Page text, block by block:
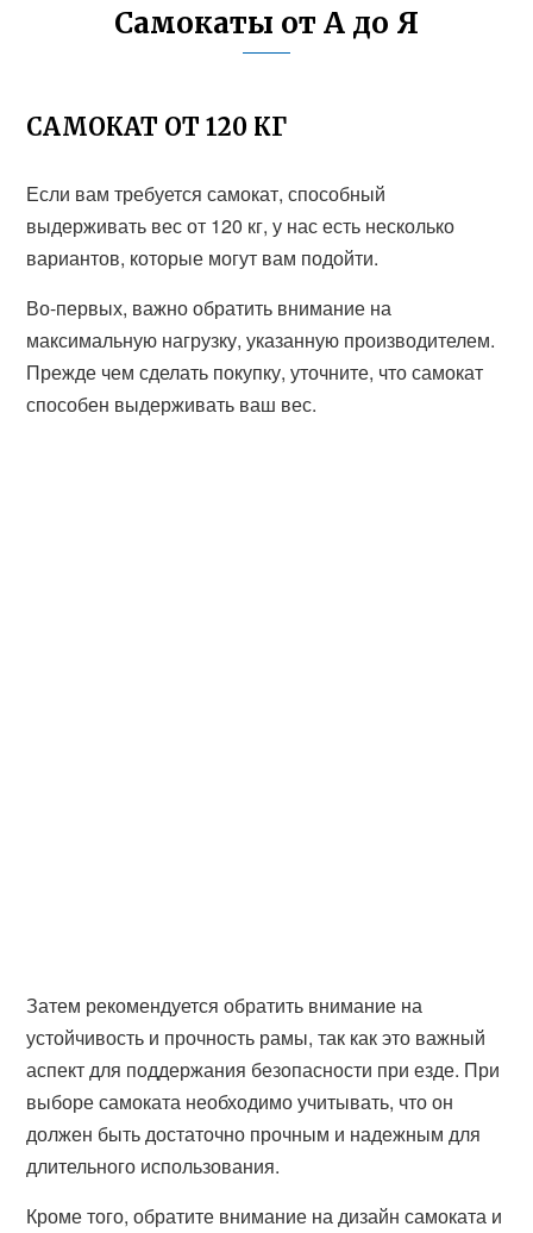
Самокаты от А до Я
САМОКАТ ОТ 120 КГ
Если вам требуется самокат, способный
выдерживать вес от 120 кг, у нас есть несколько
вариантов, которые могут вам подойти.
Во-первых, важно обратить внимание на
максимальную нагрузку, указанную производителем.
Прежде чем сделать покупку, уточните, что самокат
способен выдерживать ваш вес.
Затем рекомендуется обратить внимание на
устойчивость и прочность рамы, так как это важный
аспект для поддержания безопасности при езде. При
выборе самоката необходимо учитывать, что он
должен быть достаточно прочным и надежным для
длительного использования.
Кроме того, обратите внимание на дизайн самоката и